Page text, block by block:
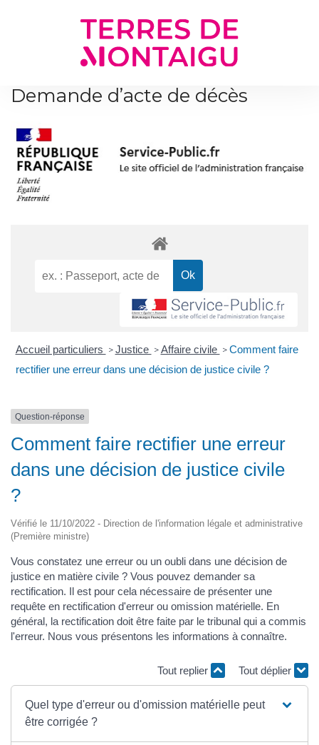
Demande d’acte de décès
Accueil particuliers > Justice > Affaire civile > Comment faire
rectifier une erreur dans une décision de justice civile ?
Question-réponse
Comment faire rectifier une erreur
dans une décision de justice civile
?
Vérifié le 11/10/2022 - Direction de l'information légale et administrative
(Première ministre)
Vous constatez une erreur ou un oubli dans une décision de
justice en matière civile ? Vous pouvez demander sa
rectification. Il est pour cela nécessaire de présenter une
requête en rectification d'erreur ou omission matérielle. En
général, la rectification doit être faite par le tribunal qui a commis
l'erreur. Nous vous présentons les informations à connaître.
Tout replier Tout déplier
Quel type d'erreur ou d'omission matérielle peut
être corrigée ?